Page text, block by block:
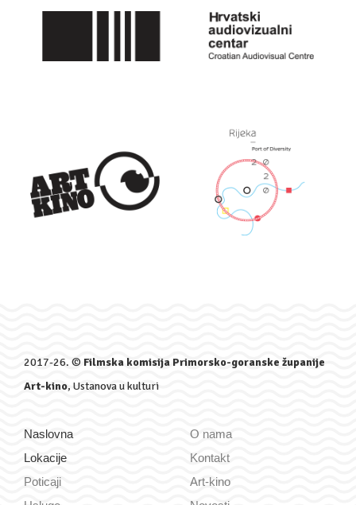
2017-26. © Filmska komisija Primorsko-goranske županije
Art-kino, Ustanova u kulturi
Naslovna
Lokacije
Poticaji
O nama
Kontakt
Art-kino